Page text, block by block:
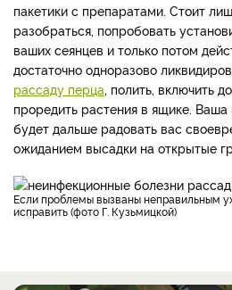
пакетики с препаратами. Стоит
разобраться, попробовать
ваших сеянцев и только потом
достаточно одноразово
рассаду перца , полить, включить
проредить растения в ящике. Ваша
будет дальше радовать вас
ожиданием высадки на открытые
Если проблемы вызваны неправильным уходом, ситуацию легко
исправить (фото Г. Кузьмицкой)